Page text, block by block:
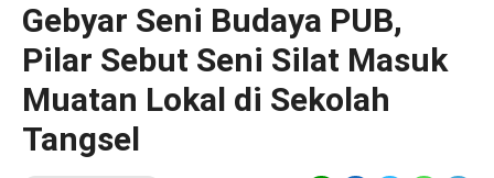
Gebyar Seni Budaya PUB,
Pilar Sebut Seni Silat Masuk
Muatan Lokal di Sekolah
Tangsel